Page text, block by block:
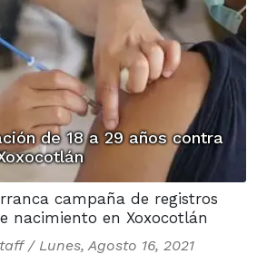
de 18 a 29 años contra
campaña de registros
nacimiento en Xoxocotlán
/ Lunes, Agosto 16, 2021